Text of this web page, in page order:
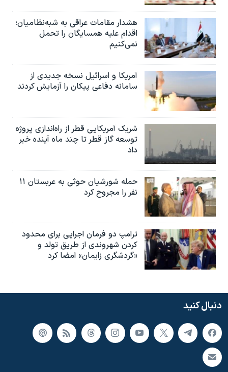
هشدار مقامات عراقی به شبه‌نظامیان؛
اقدام علیه همسایگان را تحمل
نمی‌کنیم
آمریکا و اسرائیل نسخه جدیدی از
سامانه دفاعی پیکان را آزمایش کردند
شریک آمریکایی قطر از راه‌اندازی پروژه
توسعه گاز قطر تا چند ماه آینده خبر
داد
حمله شورشیان حوثی به عربستان ۱۱
نفر را مجروح کرد
ترامپ دو فرمان اجرایی برای محدود
کردن شهروندی از طریق تولد و
«گردشگری زایمان» امضا کرد
دنبال کنید